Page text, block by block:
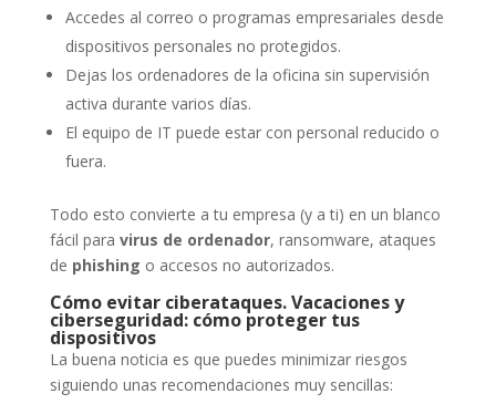
Accedes al correo o programas empresariales desde
dispositivos personales no protegidos.
Dejas los ordenadores de la oficina sin supervisión
activa durante varios días.
El equipo de IT puede estar con personal reducido o
fuera.
Todo esto convierte a tu empresa (y a ti) en un blanco
fácil para virus de ordenador, ransomware, ataques
de phishing o accesos no autorizados.
Cómo evitar ciberataques. Vacaciones y
ciberseguridad: cómo proteger tus
dispositivos
La buena noticia es que puedes minimizar riesgos
siguiendo unas recomendaciones muy sencillas: